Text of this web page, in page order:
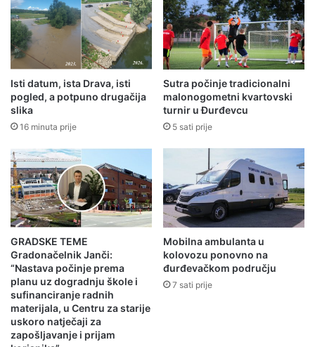
Isti datum, ista Drava, isti
pogled, a potpuno drugačija
slika
16 minuta prije
Sutra počinje tradicionalni
malonogometni kvartovski
turnir u Đurđevcu
5 sati prije
GRADSKE TEME
Gradonačelnik Janči:
“Nastava počinje prema
planu uz dogradnju škole i
sufinanciranje radnih
materijala, u Centru za starije
uskoro natječaji za
zapošljavanje i prijam
Mobilna ambulanta u
kolovozu ponovno na
đurđevačkom području
7 sati prije